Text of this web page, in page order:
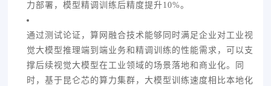
力部署，模型精调训练后精度提升10%。
通过测试论证，算网融合技术能够同时满足企业对工业视
觉大模型推理端到端业务和精调训练的性能需求，可以支
撑后续视觉大模型在工业领域的场景落地和商业化。同
时，基于昆仑芯的算力集群，大模型训练速度相比本地化